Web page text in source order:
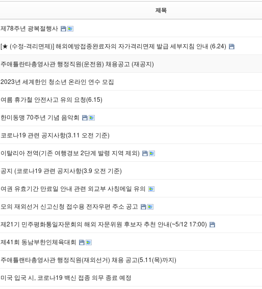
제목
제78주년 광복절행사
[★ (수정-격리면제)] 해외예방접종완료자의 자가격리면제 발급 세부지침 안내 (6.24)
주애틀란타총영사관 행정직원(운전원) 채용공고 (재공지)
2023년 세계한인 청소년 온라인 연수 모집
여름 휴가철 안전사고 유의 요청(6.15)
한미동맹 70주년 기념 음악회
코로나19 관련 공지사항(3.11 오전 기준)
이탈리아 전역(기존 여행경보 2단계 발령 지역 제외)
공지 (코로나19 관련 공지사항(3.9 오전 기준)
여권 유효기간 만료일 안내 관련 외교부 사칭메일 유의
모의 재외선거 신고신청 접수용 전자우편 주소 공고
제21기 민주평화통일자문회의 해외 자문위원 후보자 추천 안내(~5/12 17:00)
제41회 동남부한인체육대회
주애틀랜타총영사관 행정직원(재외선거) 채용 공고(5.11(목)까지)
미국 입국 시, 코로나19 백신 접종 의무 종료 예정